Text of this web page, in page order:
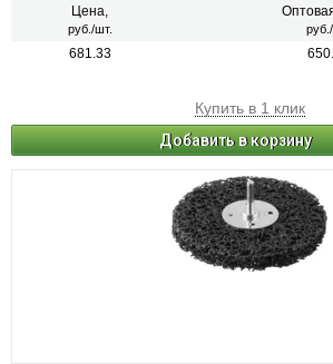
Цена,
руб./шт.
681.33
Купить в 1 клик
Добавить в корзину